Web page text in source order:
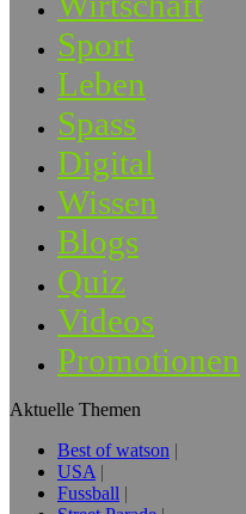
Sport
Leben
Spass
Digital
Wissen
Blogs
Quiz
Videos
Promotionen
Aktuelle Themen
Best of watson
USA
Fussball